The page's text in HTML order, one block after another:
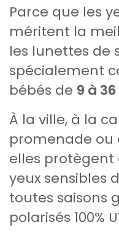
Parce que les
méritent la
les lunettes de
spécialement
bébés de 9 à
À la ville, à la
promenade ou
elles
yeux sensibles
toutes saisons
polarisés 100%